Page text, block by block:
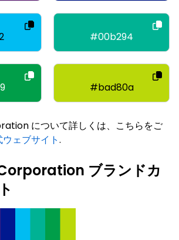
#00b294
#bad80a
について詳しくは、こちらをご
ェブサイト.
ブランドカ